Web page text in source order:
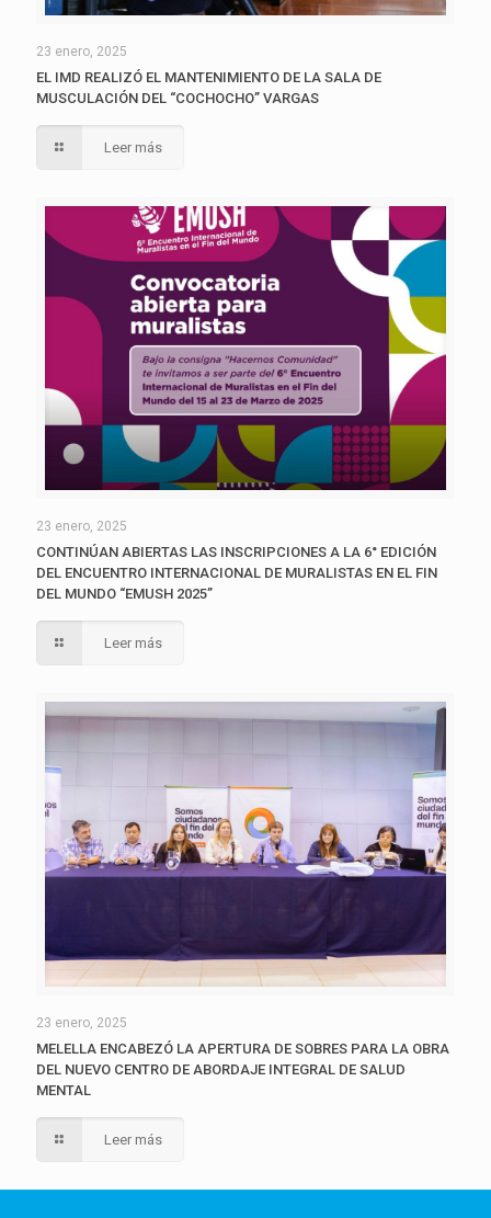
23 enero, 2025
EL IMD REALIZÓ EL MANTENIMIENTO DE LA SALA DE
MUSCULACIÓN DEL “COCHOCHO” VARGAS
Leer más
23 enero, 2025
CONTINÚAN ABIERTAS LAS INSCRIPCIONES A LA 6° EDICIÓN
DEL ENCUENTRO INTERNACIONAL DE MURALISTAS EN EL FIN
DEL MUNDO “EMUSH 2025”
Leer más
23 enero, 2025
MELELLA ENCABEZÓ LA APERTURA DE SOBRES PARA LA OBRA
DEL NUEVO CENTRO DE ABORDAJE INTEGRAL DE SALUD
MENTAL
Leer más